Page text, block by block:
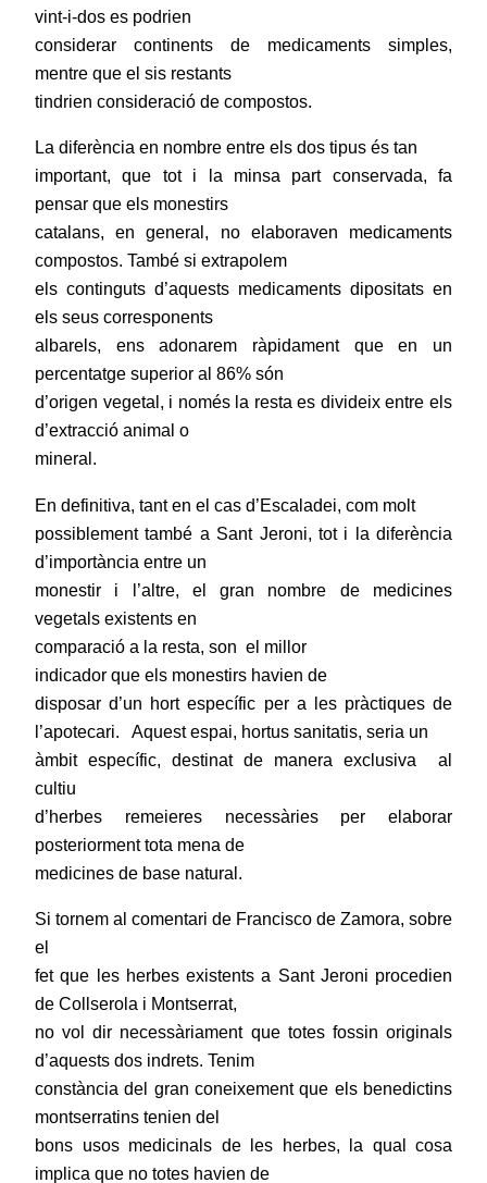
vint-i-dos es podrien
considerar continents de medicaments simples,
mentre que el sis restants
tindrien consideració de compostos.
La diferència en nombre entre els dos tipus és tan
important, que tot i la minsa part conservada, fa
pensar que els monestirs
catalans, en general, no elaboraven medicaments
compostos. També si extrapolem
els continguts d’aquests medicaments dipositats en
els seus corresponents
albarels, ens adonarem ràpidament que en un
percentatge superior al 86% són
d’origen vegetal, i només la resta es divideix entre els
d’extracció animal o
mineral.
En definitiva, tant en el cas d’Escaladei, com molt
possiblement també a Sant Jeroni, tot i la diferència
d’importància entre un
monestir i l’altre, el gran nombre de medicines
vegetals existents en
comparació a la resta, son el millor
indicador que els monestirs havien de
disposar d’un hort específic per a les pràctiques de
l’apotecari.
Aquest espai, hortus sanitatis, seria un
àmbit específic, destinat de manera exclusiva
al
cultiu
d’herbes remeieres necessàries per elaborar
posteriorment tota mena de
medicines de base natural.
Si tornem al comentari de Francisco de Zamora, sobre
el
fet que les herbes existents a Sant Jeroni procedien
de Collserola i Montserrat,
no vol dir necessàriament que totes fossin originals
d’aquests dos indrets. Tenim
constància del gran coneixement que els benedictins
montserratins tenien del
bons usos medicinals de les herbes, la qual cosa
implica que no totes havien de